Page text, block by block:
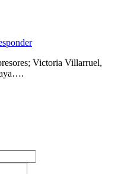
Victoria Villarruel,